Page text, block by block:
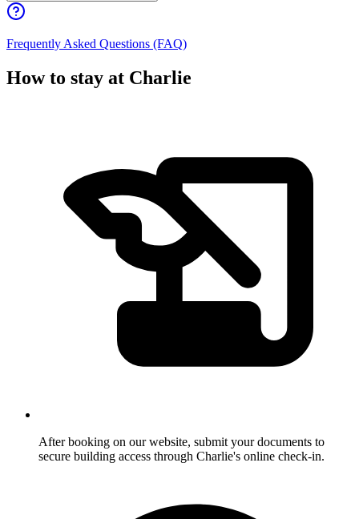
Frequently Asked Questions (FAQ)
How to stay at Charlie
After booking on our website, submit your documents to
secure building access through Charlie's online check-in.